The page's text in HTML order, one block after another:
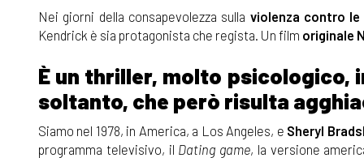
Nei giorni della consapevolezza sulla violenza contro le
Kendrick è sia protagonista che regista. Un film originale
È un thriller, molto psicologico,
soltanto, che però risulta
Siamo nel 1978, in America, a Los Angeles, e Sheryl
programma televisivo, il Dating game, la versione